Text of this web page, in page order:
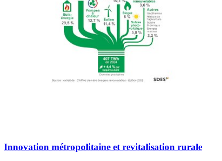
Innovation métropolitaine et revitalisation rurale